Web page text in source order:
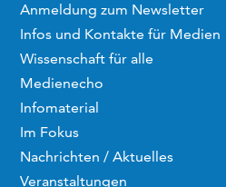
Anmeldung zum Newsletter
Infos und Kontakte für Medien
Wissenschaft für alle
Medienecho
Infomaterial
Im Fokus
Nachrichten / Aktuelles
Veranstaltungen